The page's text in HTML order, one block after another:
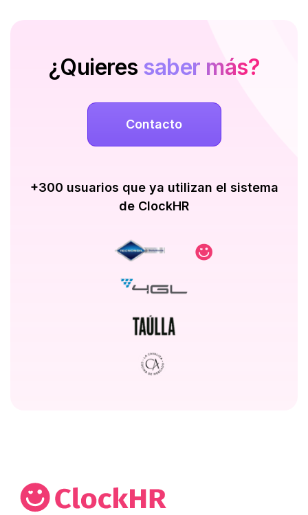
¿Quieres saber más?
Contacto
+300 usuarios que ya utilizan el sistema
de ClockHR